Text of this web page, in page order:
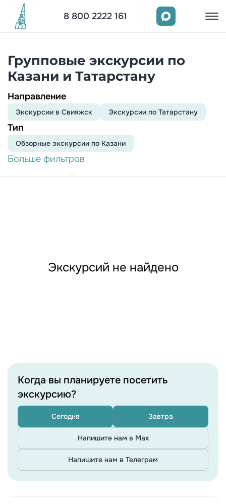
8 800 2222 161
Групповые экскурсии по
Казани и Татарстану
Направление
Экскурсии в Свияжск Экскурсии по Татарстану
Тип
Обзорныe экскурсии по Казани
Больше фильтров
Экскурсий не найдено
Когда вы планируете посетить
экскурсию?
Сегодня Завтра
Напишите нам в Max
Напишите нам в Телеграм